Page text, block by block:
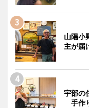
山陽小
主が届
宇部の
手作